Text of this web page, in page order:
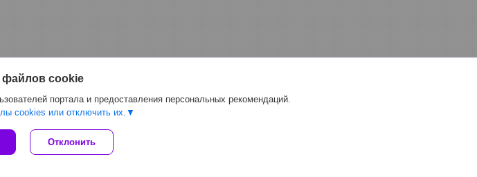
платформе Deal.by
файлов cookies
файлов cookie
портала и предоставления персональных рекомендаций.
cookies или отключить их.
Отклонить